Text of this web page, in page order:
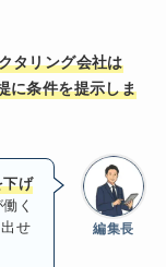
タリング会社は
に条件を提示しま
編集長
下げ
く
せ